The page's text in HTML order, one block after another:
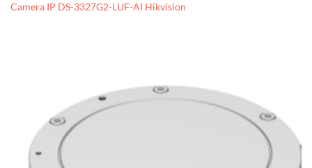
Camera IP DS-3327G2-LUF-AI Hikvision